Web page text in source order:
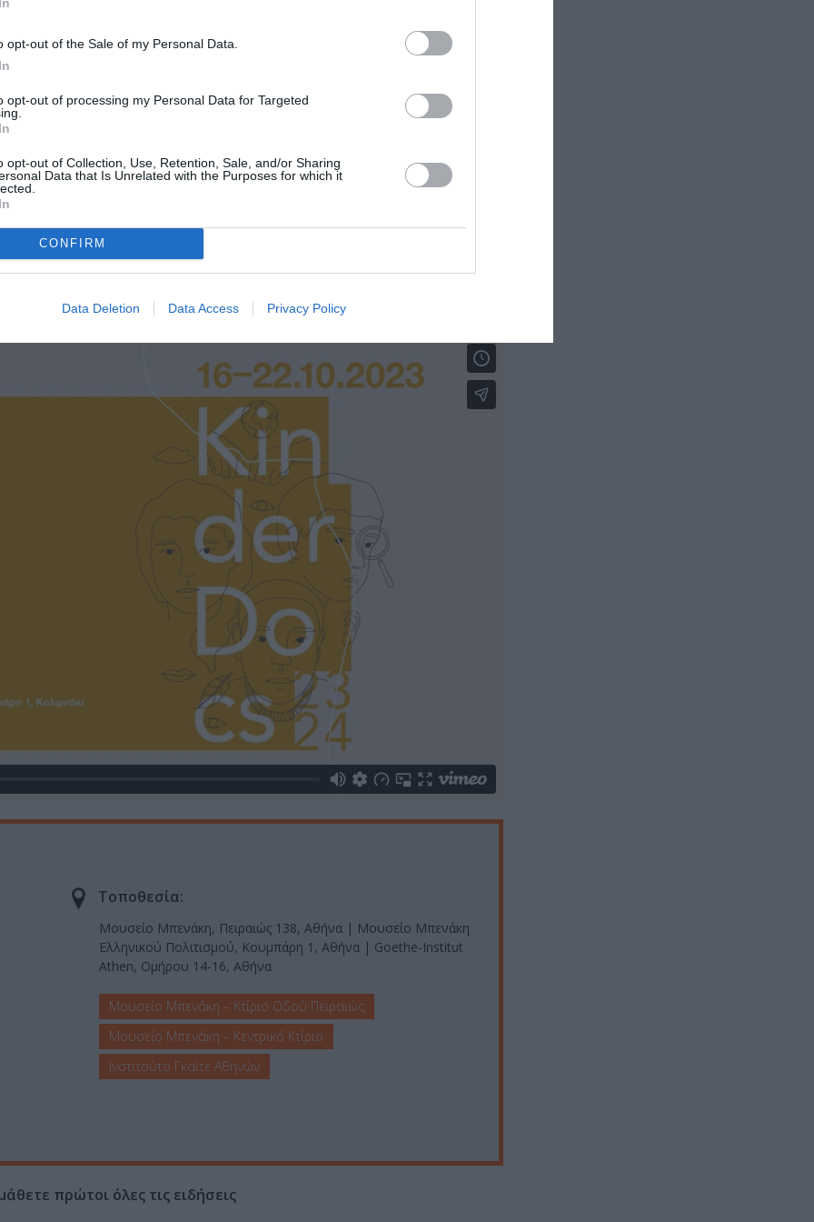
opt-out of the Sale of my Personal Data.
opt-out of processing my Personal Data for Targeted
opt-out of Collection, Use, Retention, Sale, and/or Sharing
Data that Is Unrelated with the Purposes for which it
CONFIRM
Data Deletion Data Access Privacy Policy
!
της Πρεσβείας της Ομοσπονδιακής Δημοκρατίας της
Athen
της Ομοσπονδιακής Δημοκρατίας της Γερμανίας στην
με το Goethe-Institut Athen
Τοποθεσία:
Μουσείο Μπενάκη, Πειραιώς 138, Αθήνα | Μουσείο Μπενάκη
Ελληνικού Πολιτισμού, Κουμπάρη 1, Αθήνα | Goethe-Institut
Athen, Ομήρου 14-16, Αθήνα
Μουσείο Μπενάκη – Κτίριο Οδού Πειραιώς
Μουσείο Μπενάκη – Κεντρικό Κτίριο
Ινστιτούτο Γκαίτε Αθηνών
πρώτοι όλες τις ειδήσεις